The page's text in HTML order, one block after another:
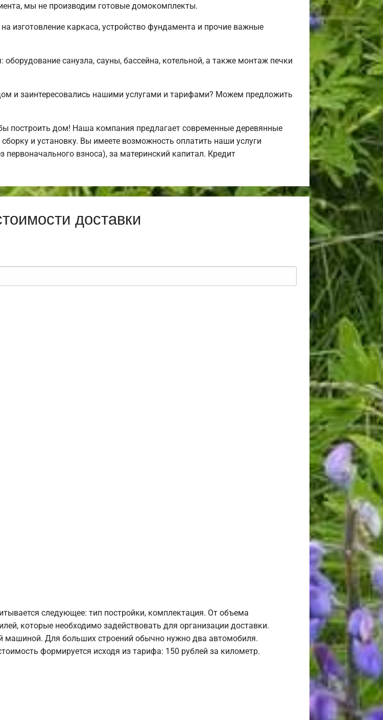
мы не производим готовые домокомплекты.
изготовление каркаса, устройство фундамента и прочие важные
санузла, сауны, бассейна, котельной, а также монтаж печки
и заинтересовались нашими услугами и тарифами? Можем предложить
построить дом! Наша компания предлагает современные деревянные
и установку. Вы имеете возможность оплатить наши услуги
взноса), за материнский капитал. Кредит
доставки
следующее: тип постройки, комплектация. От объема
которые необходимо задействовать для организации доставки.
Для больших строений обычно нужно два автомобиля.
формируется исходя из тарифа: 150 рублей за километр.